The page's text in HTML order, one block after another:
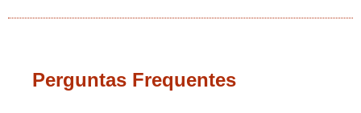
Perguntas Frequentes